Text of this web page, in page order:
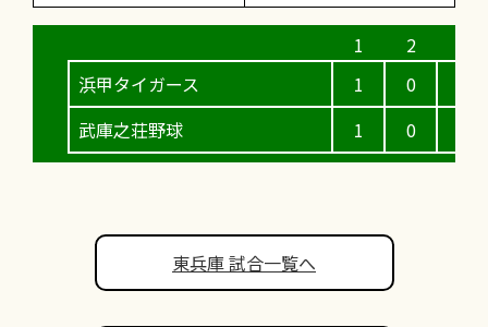
浜甲タイガース
武庫之荘野球
1
1
0
0
東兵庫 試合一覧へ